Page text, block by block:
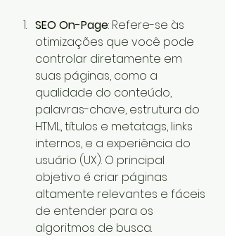
SEO On-Page: Refere-se às
otimizações que você pode
controlar diretamente em
suas páginas, como a
qualidade do conteúdo,
palavras-chave, estrutura do
HTML, títulos e metatags, links
internos, e a experiência do
usuário (UX). O principal
objetivo é criar páginas
altamente relevantes e fáceis
de entender para os
algoritmos de busca.